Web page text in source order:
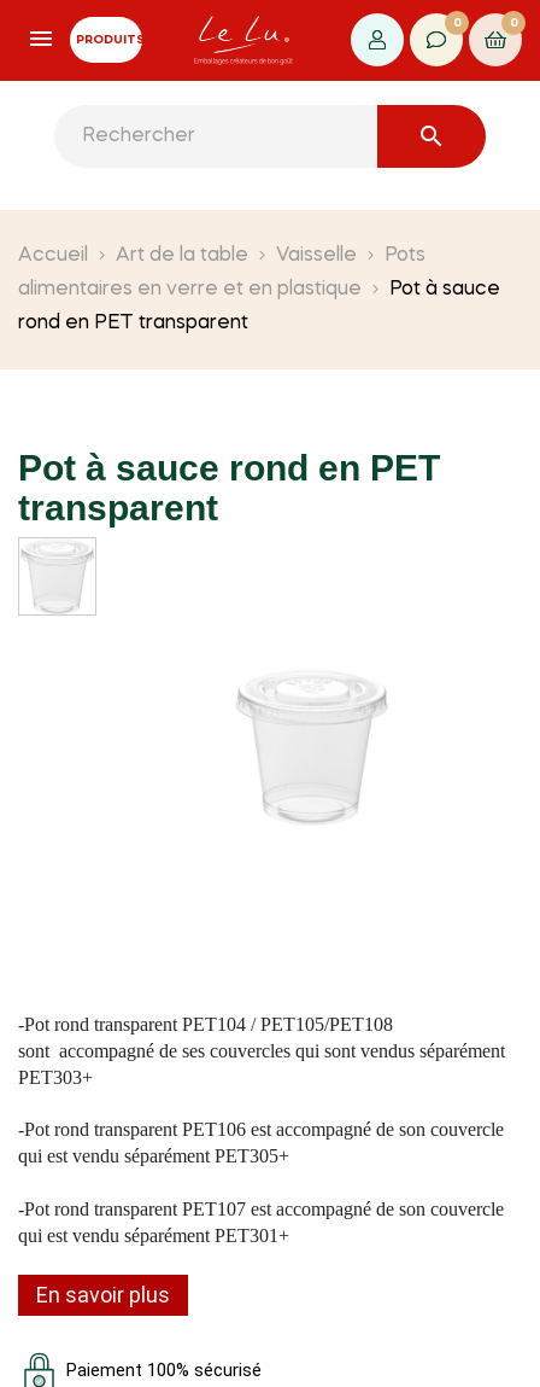
PRODUITS
0 0

Accueil Art de la table Vaisselle
Pots
alimentaires en verre et en plastique
Pot à sauce
rond en PET transparent
Pot à sauce rond en PET
transparent
-Pot rond transparent PET104 / PET105/PET108
sont accompagné de ses couvercles qui sont vendus séparément
PET303+
-Pot rond transparent PET106 estaccompagné de son couvercle
qui est vendu séparément PET305+
-Pot rond transparent PET107 est accompagné de son couvercle
qui est vendu séparément PET301+
En savoir plus
Paiement 100% sécurisé